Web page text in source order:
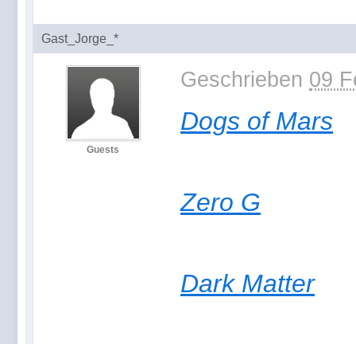
Gast_Jorge_*
Guests
Geschrieben 09
Dogs of Mars
Zero G
Dark Matter